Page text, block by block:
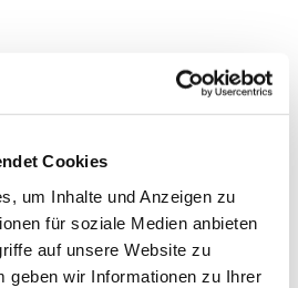
Cookies
um Inhalte und Anzeigen zu
für soziale Medien anbieten
auf unsere Website zu
geben wir Informationen zu Ihrer